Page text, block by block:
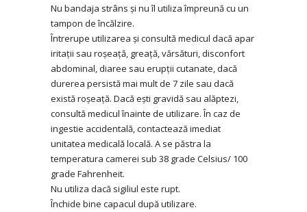
Nu bandaja strâns și nu îl utiliza împreună cu un
tampon de încălzire.
Întrerupe utilizarea și consultă medicul dacă apar
iritații sau roșeață, greață, vărsături, disconfort
abdominal, diaree sau erupții cutanate, dacă
durerea persistă mai mult de 7 zile sau dacă
există roșeață. Dacă ești gravidă sau alăptezi,
consultă medicul înainte de utilizare. În caz de
ingestie accidentală, contactează imediat
unitatea medicală locală. A se păstra la
temperatura camerei sub 38 grade Celsius/ 100
grade Fahrenheit.
Nu utiliza dacă sigiliul este rupt.
Închide bine capacul după utilizare.